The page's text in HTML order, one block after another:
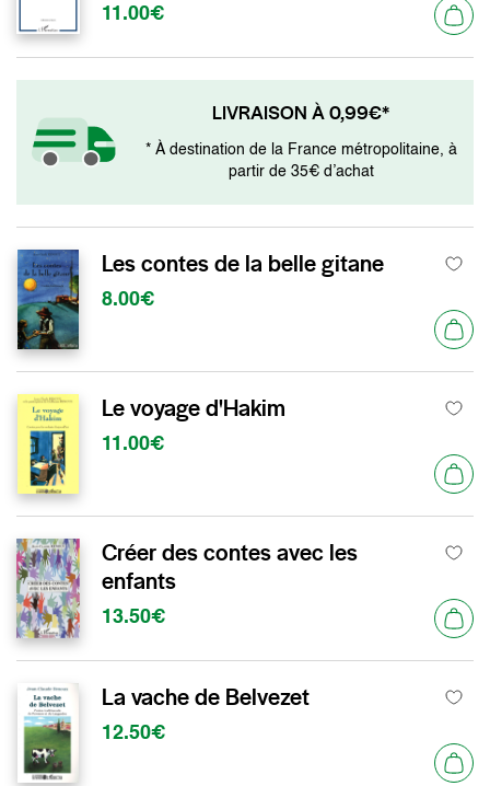
11.00€
LIVRAISON À 0,99€*
* À destination de la France métropolitaine, à
partir de 35€ d’achat
Les contes de la belle gitane
8.00€
Le voyage d'Hakim
11.00€
Créer des contes avec les
enfants
13.50€
La vache de Belvezet
12.50€